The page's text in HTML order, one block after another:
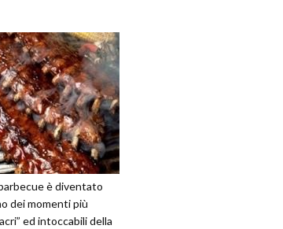
è diventato
dei momenti più
ed intoccabili della